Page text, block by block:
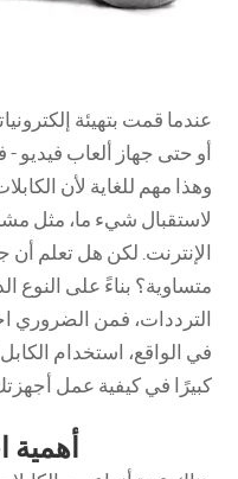
عندما قمت بتهيئة
أو حتى جهاز ألعاب فيديو -
وهذا مهم للغاية لأن
لاستقبال شيء ما، مثل
الإنترنت. لكن هل تعلم
متساوية؟ بناءً على النوع
الترددات، فمن الضروري
في الواقع، استخدام
كبيرًا في كيفية عمل